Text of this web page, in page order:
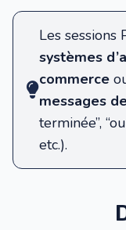
Les
systèmes
commerce
messages
terminée”,
etc.).